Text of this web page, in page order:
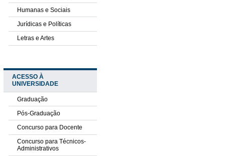
Humanas e Sociais
Jurídicas e Políticas
Letras e Artes
ACESSO À
UNIVERSIDADE
Graduação
Pós-Graduação
Concurso para Docente
Concurso para Técnicos-
Administrativos